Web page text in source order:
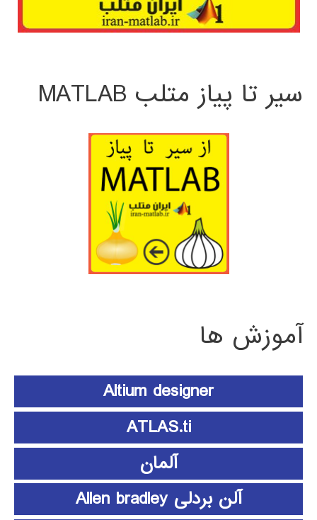
سیر تا پیاز متلب MATLAB
آموزش ها
Altium designer
ATLAS.ti
آلمان
آلن بردلی Allen bradley